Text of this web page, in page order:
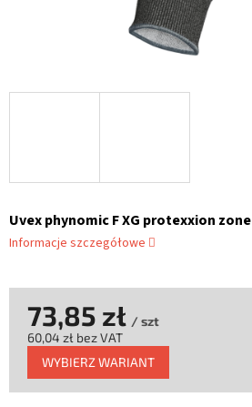
Uvex phynomic F XG protexxion zone
Informacje szczegółowe
73,85 zł / szt
60,04 zł bez VAT
Cena
jednostkowa:
WYBIERZ WARIANT